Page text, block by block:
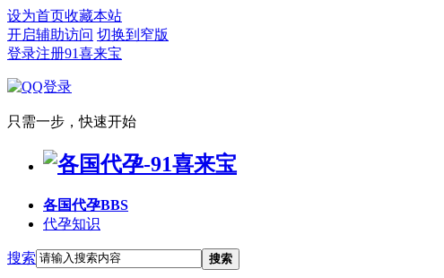
设为首页收藏本站
开启辅助访问 切换到窄版
登录注册91喜来宝
只需一步，快速开始
各国代孕BBS
代孕知识
搜索 搜索